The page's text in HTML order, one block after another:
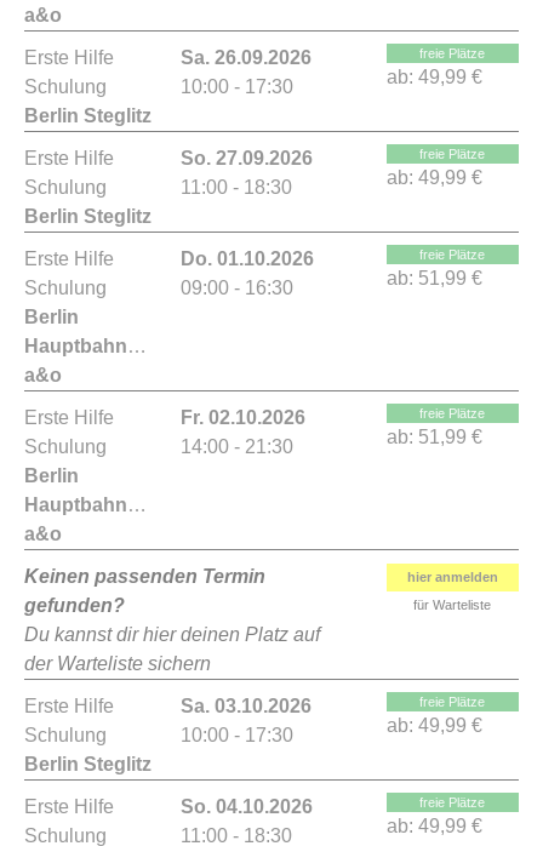
a&o
Erste Hilfe
Schulung
Berlin Steglitz
Sa. 26.09.2026
10:00 - 17:30
freie Plätze
ab: 49,99 €
Erste Hilfe
Schulung
Berlin Steglitz
So. 27.09.2026
11:00 - 18:30
freie Plätze
ab: 49,99 €
Erste Hilfe
Schulung
Berlin
Hauptbahnhof
a&o
Do. 01.10.2026
09:00 - 16:30
freie Plätze
ab: 51,99 €
Erste Hilfe
Schulung
Berlin
Hauptbahnhof
a&o
Fr. 02.10.2026
14:00 - 21:30
freie Plätze
ab: 51,99 €
Keinen passenden Termin
gefunden?
Du kannst dir hier deinen Platz auf
der Warteliste sichern
hier anmelden
für Warteliste
Erste Hilfe
Schulung
Berlin Steglitz
Sa. 03.10.2026
10:00 - 17:30
freie Plätze
ab: 49,99 €
Erste Hilfe
Schulung
So. 04.10.2026
11:00 - 18:30
freie Plätze
ab: 49,99 €